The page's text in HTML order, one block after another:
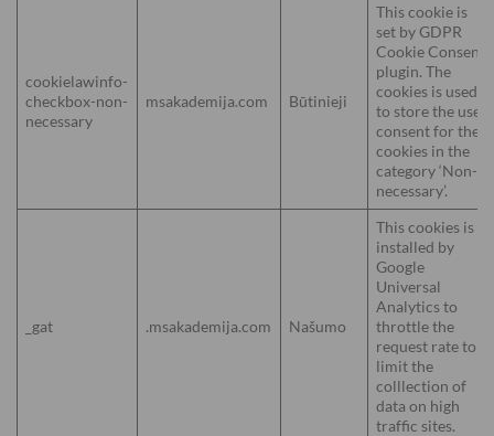
cookielawinfo-
checkbox-non-
necessary
msakademija.com Būtinieji
This cookie is
set by GDPR
Cookie Consent
plugin. The
cookies is used
to store the user
consent for the
cookies in the
category ‘Non-
necessary’.
_gat .msakademija.com Našumo
This cookies is
installed by
Google
Universal
Analytics to
throttle the
request rate to
limit the
colllection of
data on high
traffic sites.